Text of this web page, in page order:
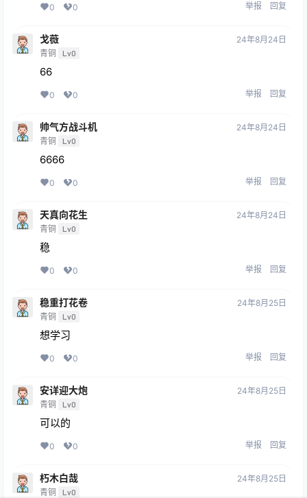
0 0 举报 回复
戈薇
青铜 Lv0
24年8月24日
66
0 0 举报 回复
帅气方战斗机
青铜 Lv0
24年8月24日
6666
0 0 举报 回复
天真向花生
青铜 Lv0
24年8月24日
稳
0 0 举报 回复
稳重打花卷
青铜 Lv0
24年8月25日
想学习
0 0 举报 回复
安详迎大炮
青铜 Lv0
24年8月25日
可以的
0 0 举报 回复
朽木白哉
青铜 Lv0
24年8月25日